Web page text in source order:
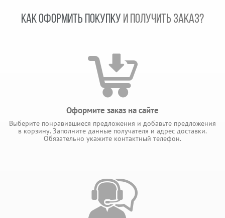
КАК ОФОРМИТЬ ПОКУПКУ И ПОЛУЧИТЬ ЗАКАЗ?
Оформите заказ на сайте
Выберите понравившиеся предложения и добавьте предложения
в корзину. Заполните данные получателя и адрес доставки.
Обязательно укажите контактный телефон.